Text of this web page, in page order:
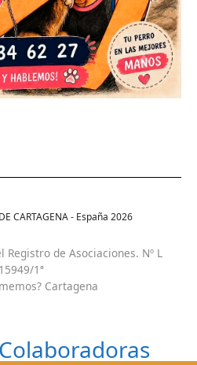
CARTAGENA - España 2026
de Asociaciones. Nº L
15949/1ª
Cartagena